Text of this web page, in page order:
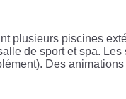
plusieurs piscines
de sport et spa.
Des